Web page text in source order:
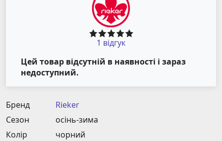
1 відгук
Цей товар відсутній в наявності і зараз
недоступний.
Бренд
Rieker
Сезон
осінь-зима
Колір
чорний